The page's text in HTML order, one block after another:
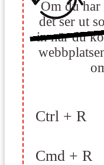
Om du har
det ser ut
in när du
Ctrl + R
Cmd + R